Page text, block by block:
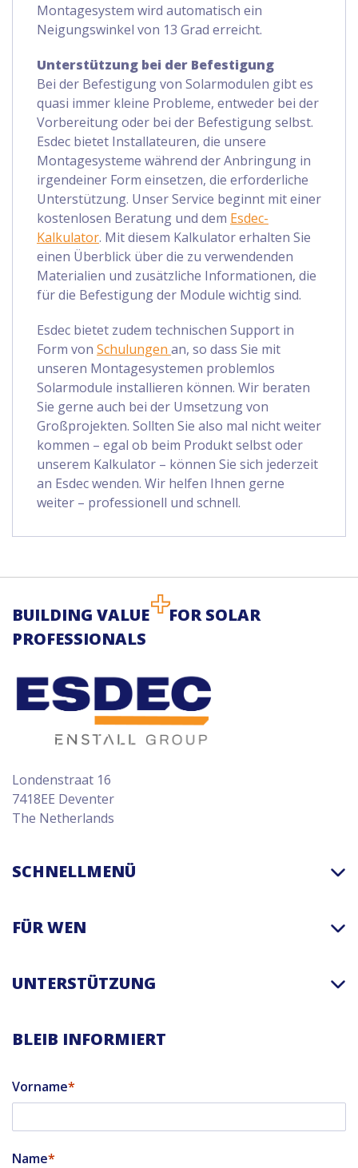
Montagesystem wird automatisch ein
Neigungswinkel von 13 Grad erreicht.
Unterstützung bei der Befestigung
Bei der Befestigung von Solarmodulen gibt es
quasi immer kleine Probleme, entweder bei der
Vorbereitung oder bei der Befestigung selbst.
Esdec bietet Installateuren, die unsere
Montagesysteme während der Anbringung in
irgendeiner Form einsetzen, die erforderliche
Unterstützung. Unser Service beginnt mit einer
kostenlosen Beratung und dem Esdec-
Kalkulator. Mit diesem Kalkulator erhalten Sie
einen Überblick über die zu verwendenden
Materialien und zusätzliche Informationen, die
für die Befestigung der Module wichtig sind.
Esdec bietet zudem technischen Support in
Form von Schulungen an, so dass Sie mit
unseren Montagesystemen problemlos
Solarmodule installieren können. Wir beraten
Sie gerne auch bei der Umsetzung von
Großprojekten. Sollten Sie also mal nicht weiter
kommen – egal ob beim Produkt selbst oder
unserem Kalkulator – können Sie sich jederzeit
an Esdec wenden. Wir helfen Ihnen gerne
weiter – professionell und schnell.
BUILDING VALUE
FOR SOLAR
PROFESSIONALS
Londenstraat 16
7418EE Deventer
The Netherlands
SCHNELLMENÜ
FÜR WEN
UNTERSTÜTZUNG
BLEIB INFORMIERT
Vorname
Name